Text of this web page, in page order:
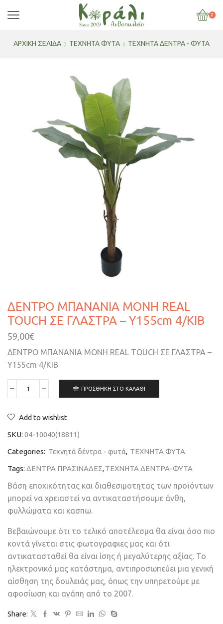
0
ΑΡΧΙΚΉ ΣΕΛΊΔΑ ΤΕΧΝΗΤΑ ΦΥΤΑ ΤΕΧΝΗΤΆ ΔΈΝΤΡΑ - ΦΥΤΆ
ΔΕΝΤΡΟ ΜΠΑΝΑΝΙΑ ΜΟΝΗ REAL
TOUCH ΣΕ ΓΛΑΣΤΡΑ – Υ155cm 4/ΚΙΒ
59,00€
ΔΕΝΤΡΟ ΜΠΑΝΑΝΙΑ ΜΟΝΗ REAL TOUCH ΣΕ ΓΛΑΣΤΡΑ –
Υ155cm 4/ΚΙΒ
ΠΡΟΣΘΉΚΗ ΣΤΟ ΚΑΛΆΘΙ
Add to wishlist
SKU: 04-10040(18811)
Categories: Τεχνητά δέντρα - φυτά, ΤΕΧΝΗΤΑ ΦΥΤΑ
Tags: ΔΕΝΤΡΑ ΠΡΑΣΙΝΑΔΕΣ,ΤΕΧΝΗΤΑ ΔΕΝΤΡΑ-ΦΥΤΑ
Βάση εποχικότητας και διαθεσιμοτητας των προϊόντων
μπορεί να χρειαστεί να αντικαταστήσουμε άνθη,
φυλλώματα και κασπω.
Βεβαιώνουμε ότι το τελικό αποτέλεσμα θα είναι όσο πιο
κοντά γίνεται στις φωτογραφιες μας και ότι
αντικατασταθεί θα είναι ίσης ή μεγαλύτερης αξίας. Το
ηλεκτρονικό μας κατάστημα, αντιπροσωπεύει μια γενική
αίσθηση της δουλειάς μας, όπως την υπηρετούμε με
αφοσίωση και αγάπη από το 2007.
Share: